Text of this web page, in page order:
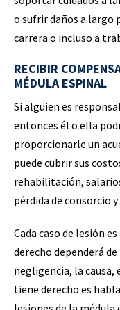
o sufrir daños a largo
carrera o incluso a
RECIBIR
MÉDULA ESPINAL
Si alguien es
entonces él o ella
proporcionarle un
puede cubrir sus
rehabilitación,
pérdida de consorcio y
Cada caso de lesión
derecho dependerá
negligencia, la causa,
tiene derecho es